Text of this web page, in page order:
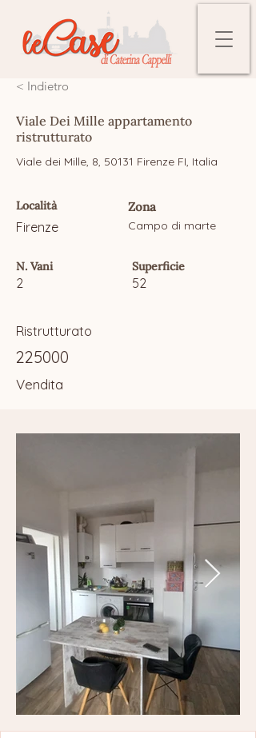
< Indietro
Viale Dei Mille appartamento
ristrutturato
Viale dei Mille, 8, 50131 Firenze FI, Italia
Località
Firenze
N. Vani
2
Zona
Campo di marte
Superficie
52
Ristrutturato
225000
Vendita